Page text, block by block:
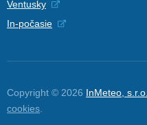
Ventusky
In-počasie
Copyright © 2026 InMeteo, s.r.o.
cookies